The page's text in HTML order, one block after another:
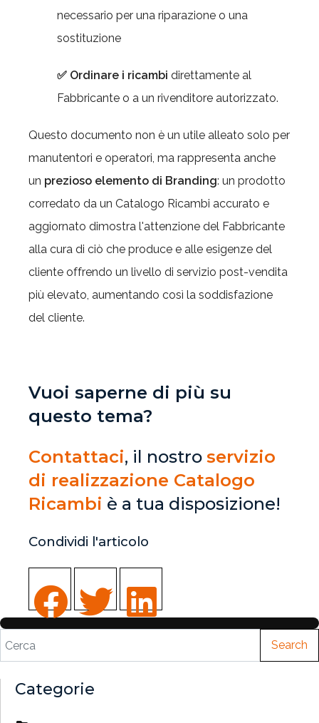
necessario per una riparazione o una
sostituzione
✅ Ordinare i ricambi direttamente al
Fabbricante o a un rivenditore autorizzato.
Questo documento non è un utile alleato solo per
manutentori e operatori, ma rappresenta anche
un prezioso elemento di Branding: un prodotto
corredato da un Catalogo Ricambi accurato e
aggiornato dimostra l'attenzione del Fabbricante
alla cura di ciò che produce e alle esigenze del
cliente offrendo un livello di servizio post-vendita
più elevato, aumentando così la soddisfazione
del cliente.
Vuoi saperne di più su
questo tema?
Contattaci, il nostro servizio
di realizzazione Catalogo
Ricambi è a tua disposizione!
Condividi l'articolo
Search
Categorie